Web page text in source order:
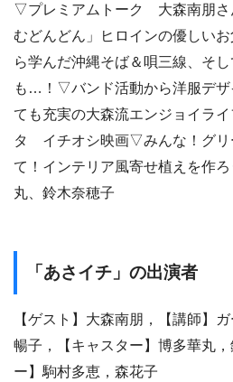
▽プレミアムトーク 大森南朋さ
むどんどん」ヒロインの優しい
ら学んだ沖縄そば＆唄三線、そ
も…！▽バンド活動から洋服デザ
ても充実の大森流エンジョイラ
タ イチオシ映画▽みんな！グ
て！インテリア風寄せ植えを作
丸、鈴木奈穂子
「あさイチ」の出演者
【ゲスト】大森南朋，【講師】
暢子，【キャスター】博多華丸
ー】駒村多恵，森花子